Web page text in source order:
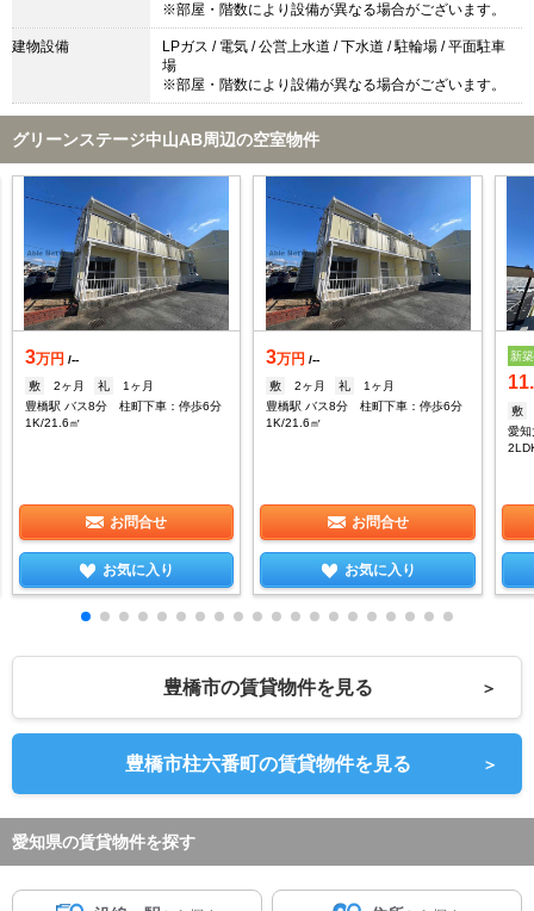
※部屋・階数により設備が異なる場合がございます。
建物設備
LPガス / 電気 / 公営上水道 / 下水道 / 駐輪場 / 平面駐車
場
※部屋・階数により設備が異なる場合がございます。
グリーンステージ中山AB周辺の空室物件
3万円 /--
敷
2ヶ月 礼
1ヶ月
豊橋駅 バス8分 柱町下車：停歩6分
1K/21.6㎡
お問合せ
お気に入り
3万円 /--
敷
2ヶ月 礼
1ヶ月
豊橋駅 バス8分 柱町下車：停歩6分
1K/21.6㎡
お問合せ
お気に入り
新築
敷
愛知
豊橋市の賃貸物件を見る ＞
豊橋市柱六番町の賃貸物件を見る ＞
愛知県の賃貸物件を探す